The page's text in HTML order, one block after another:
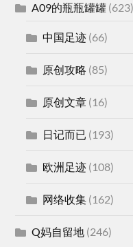
A09的瓶瓶罐罐 (623)
中国足迹 (66)
原创攻略 (85)
原创文章 (16)
日记而已 (193)
欧洲足迹 (108)
网络收集 (162)
Q妈自留地 (246)